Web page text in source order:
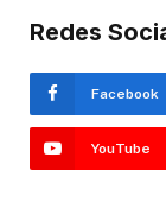
Redes
Facebook
YouTube